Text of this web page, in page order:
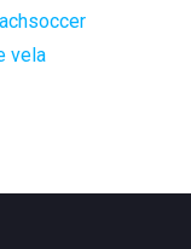
vela